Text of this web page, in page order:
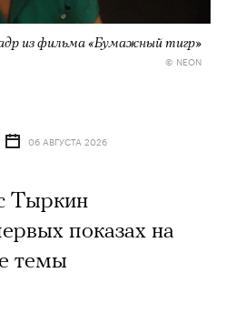
из фильма «Бумажный тигр»
© NEON
06 АВГУСТА 2026
Тыркин
показах на
темы